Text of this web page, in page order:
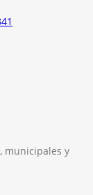
municipales y